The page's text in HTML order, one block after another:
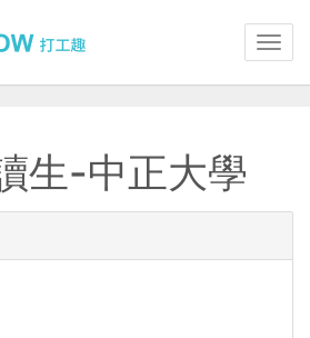
生-中正大學